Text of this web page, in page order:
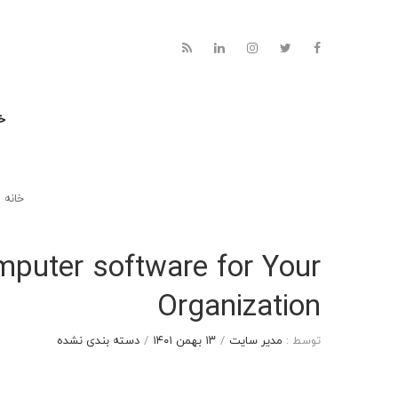
خانه
software for Your
Organization
توسط : مدیر سایت / ۱۳ بهمن ۱۴۰۱ / دسته بندی نشده